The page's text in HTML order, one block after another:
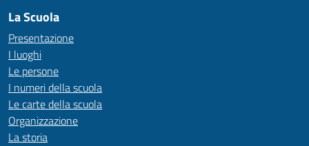
La Scuola
Presentazione
I luoghi
Le persone
I numeri della scuola
Le carte della scuola
Organizzazione
La storia